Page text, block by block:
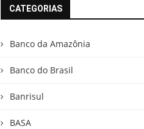
CATEGORIAS
Banco da Amazônia
Banco do Brasil
Banrisul
BASA